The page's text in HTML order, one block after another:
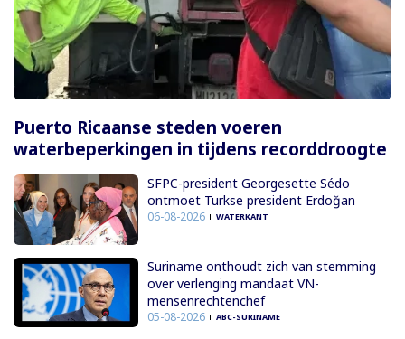
Puerto Ricaanse steden voeren
waterbeperkingen in tijdens recorddroogte
SFPC-president Georgesette Sédo
ontmoet Turkse president Erdoğan
06-08-2026 WATERKANT
Suriname onthoudt zich van stemming
over verlenging mandaat VN-
mensenrechtenchef
05-08-2026 ABC-SURINAME